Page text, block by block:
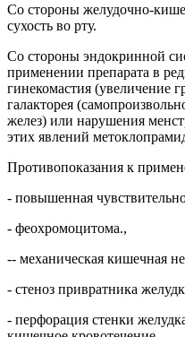
Со стороны желудочно-
сухость во рту.
Со стороны эндокринной
применении препарата в
гинекомастия (увеличение
галакторея
желез) или нарушения
этих явлений
Противопоказания к
- повышенная
- феохромоцитома.,
-- механическая кишечная
- стеноз привратника
- перфорация стенки